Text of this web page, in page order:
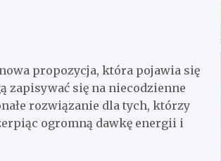
propozycja, która pojawia się
zapisywać się na niecodzienne
rozwiązanie dla tych, którzy
ogromną dawkę energii i